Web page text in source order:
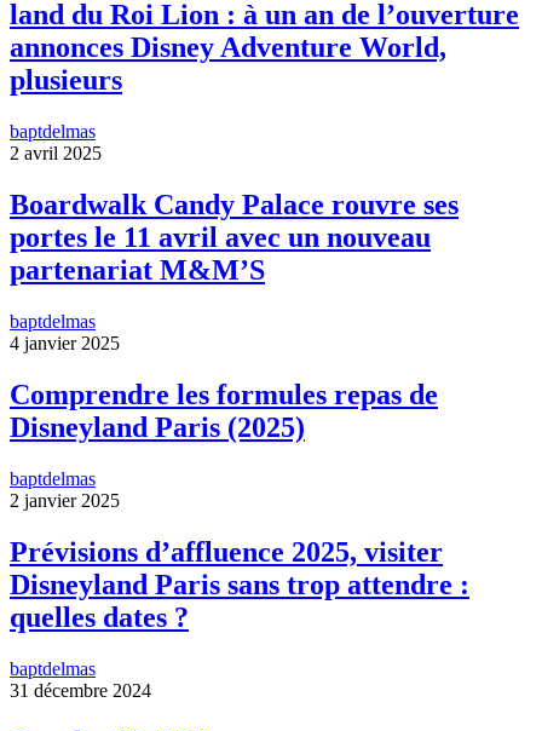
land du Roi Lion : à un an de l’ouverture
annonces Disney Adventure World,
plusieurs
baptdelmas
2 avril 2025
Boardwalk Candy Palace rouvre ses
portes le 11 avril avec un nouveau
partenariat M&M’S
baptdelmas
4 janvier 2025
Comprendre les formules repas de
Disneyland Paris (2025)
baptdelmas
2 janvier 2025
Prévisions d’affluence 2025, visiter
Disneyland Paris sans trop attendre :
quelles dates ?
baptdelmas
31 décembre 2024